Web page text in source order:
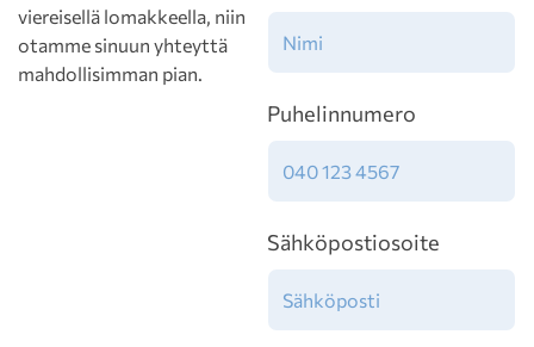
viereisellä lomakkeella, niin
otamme sinuun yhteyttä
mahdollisimman pian.
Puhelinnumero
Sähköpostiosoite